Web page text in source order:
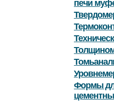
печи
Формы